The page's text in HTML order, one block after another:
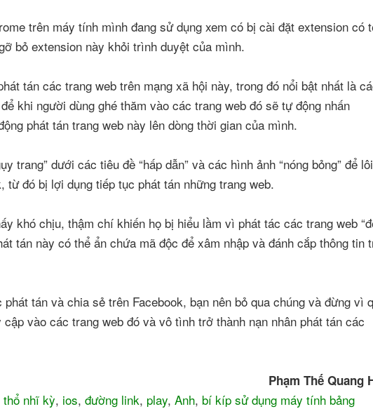
trên máy tính mình đang sử dụng xem có bị cài đặt extension có
bỏ extension này khỏi trình duyệt của mình.
tán các trang web trên mạng xã hội này, trong đó nổi bật nhất là
khi người dùng ghé thăm vào các trang web đó sẽ tự động nhấn
phát tán trang web này lên dòng thời gian của mình.
trang” dưới các tiêu đề “hấp dẫn” và các hình ảnh “nóng bỏng” để lôi
đó bị lợi dụng tiếp tục phát tán những trang web.
khó chịu, thậm chí khiến họ bị hiểu lầm vì phát tác các trang web
tán này có thể ẩn chứa mã độc để xâm nhập và đánh cắp thông tin
tán và chia sẻ trên Facebook, bạn nên bỏ qua chúng và đừng vì
vào các trang web đó và vô tình trở thành nạn nhân phát tán các
Phạm Thế Quang
thổ nhĩ kỳ, ios, đường link, play, Anh, bí kíp sử dụng máy tính bảng